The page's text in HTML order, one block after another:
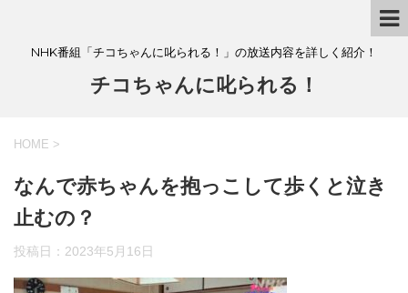
NHK番組「チコちゃんに叱られる！」の放送内容を詳しく紹介！
チコちゃんに叱られる！
HOME >
なんで赤ちゃんを抱っこして歩くと泣き
止むの？
投稿日： 2023年5月16日